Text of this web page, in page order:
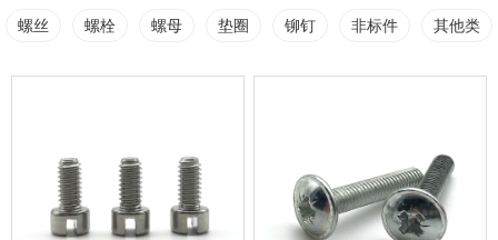
螺丝 螺栓 螺母 垫圈 铆钉 非标件 其他类